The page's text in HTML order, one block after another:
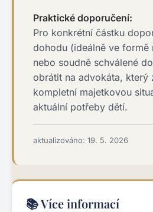
Praktické doporučení:
Pro konkrétní částku
dohodu (ideálně ve formě
nebo soudně schválené
obrátit na advokáta, který
kompletní majetkovou
aktuální potřeby dětí.
aktualizováno: 19. 5. 2026
📚 Více informací